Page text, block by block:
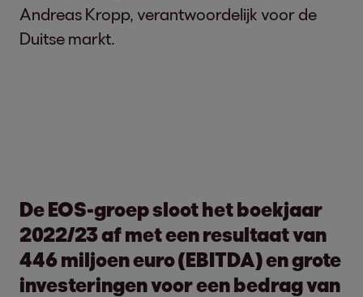
Andreas Kropp, verantwoordelijk voor de
Duitse markt.
De EOS-groep sloot het boekjaar
2022/23 af met een resultaat van
446 miljoen euro (EBITDA) en grote
investeringen voor een bedrag van